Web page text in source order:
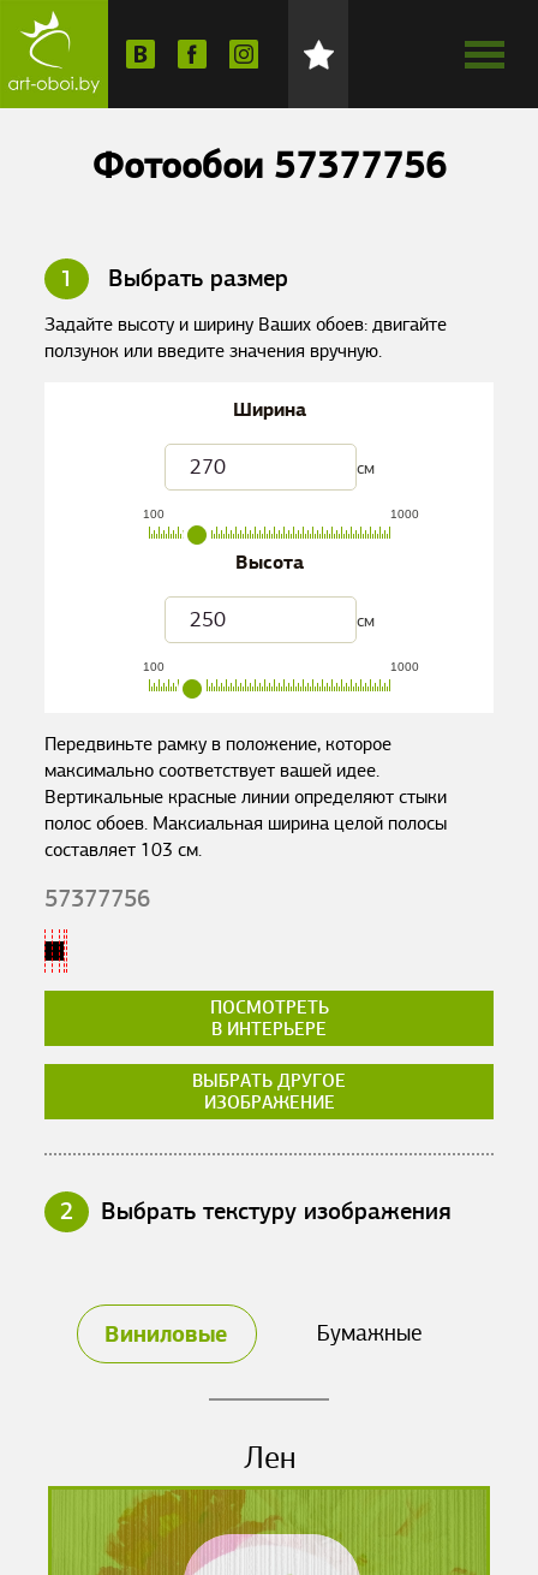
Фотообои 57377756
1 Выбрать размер
Задайте высоту и ширину Ваших обоев: двигайте
ползунок или введите значения вручную.
Ширина
см
100 1000
Высота
см
100 1000
Передвиньте рамку в положение, которое
максимально соответствует вашей идее.
Вертикальные красные линии определяют стыки
полос обоев. Максиальная ширина целой полосы
составляет 103 см.
57377756
ПОСМОТРЕТЬ
В ИНТЕРЬЕРЕ
ВЫБРАТЬ ДРУГОЕ
ИЗОБРАЖЕНИЕ
2 Выбрать текстуру изображения
Виниловые Бумажные
Лен